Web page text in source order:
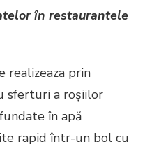
în restaurantele
realizeaza prin
sferturi a roșiilor
în apă
rapid într-un bol cu